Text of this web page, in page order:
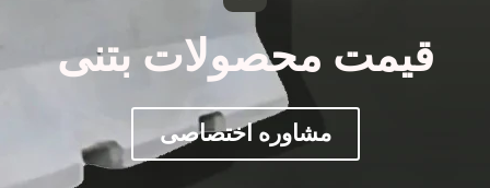
قیمت محصولات بتنی
مشاوره اختصاصی